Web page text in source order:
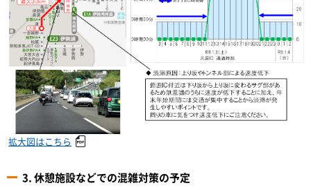
拡大図はこちら
3. 休憩施設などでの混雑対策の予定